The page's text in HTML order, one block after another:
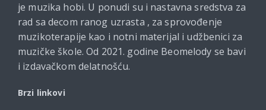
je muzika hobi. U ponudi su i nastavna sredstva za
rad sa decom ranog uzrasta , za sprovođenje
muzikoterapije kao i notni materijal i udžbenici za
muzičke škole. Od 2021. godine Beomelody se bavi
i izdavačkom delatnošću.
Brzi linkovi